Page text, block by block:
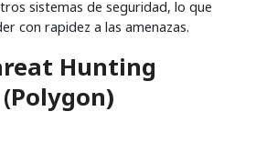
sistemas de seguridad, lo que
con rapidez a las amenazas.
Hunting